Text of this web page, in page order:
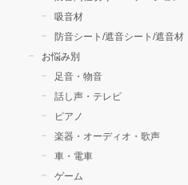
吸音材
防音シート/遮音シート/遮音材
お悩み別
足音・物音
話し声・テレビ
ピアノ
楽器・オーディオ・歌声
車・電車
ゲーム